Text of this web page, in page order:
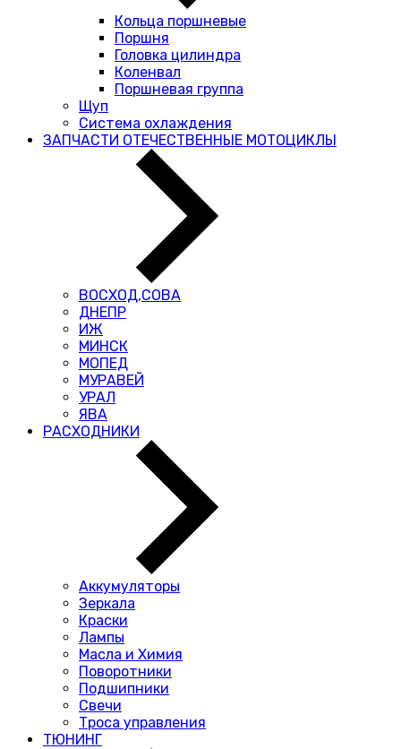
Кольца поршневые
Поршня
Головка цилиндра
Коленвал
Поршневая группа
Щуп
Система охлаждения
ЗАПЧАСТИ ОТЕЧЕСТВЕННЫЕ МОТОЦИКЛЫ
ВОСХОД,СОВА
ДНЕПР
ИЖ
МИНСК
МОПЕД
МУРАВЕЙ
УРАЛ
ЯВА
РАСХОДНИКИ
Аккумуляторы
Зеркала
Краски
Лампы
Масла и Химия
Поворотники
Подшипники
Свечи
Троса управления
ТЮНИНГ